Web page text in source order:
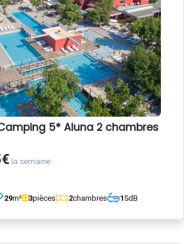
5* Aluna 2 chambres
la semaine
29m² 3pièces 2chambres 1SdB